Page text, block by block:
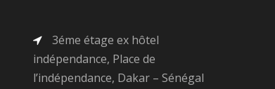
3éme étage ex hôtel
indépendance, Place de
l’indépendance, Dakar – Sénégal